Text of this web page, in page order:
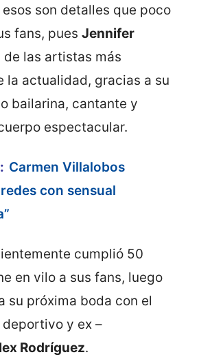
son detalles que poco
fans, pues Jennifer
de las artistas más
la actualidad, gracias a su
bailarina, cantante y
espectacular.
Carmen Villalobos
con sensual
cumplió 50
en vilo a sus fans, luego
su próxima boda con el
y ex –
Rodríguez.